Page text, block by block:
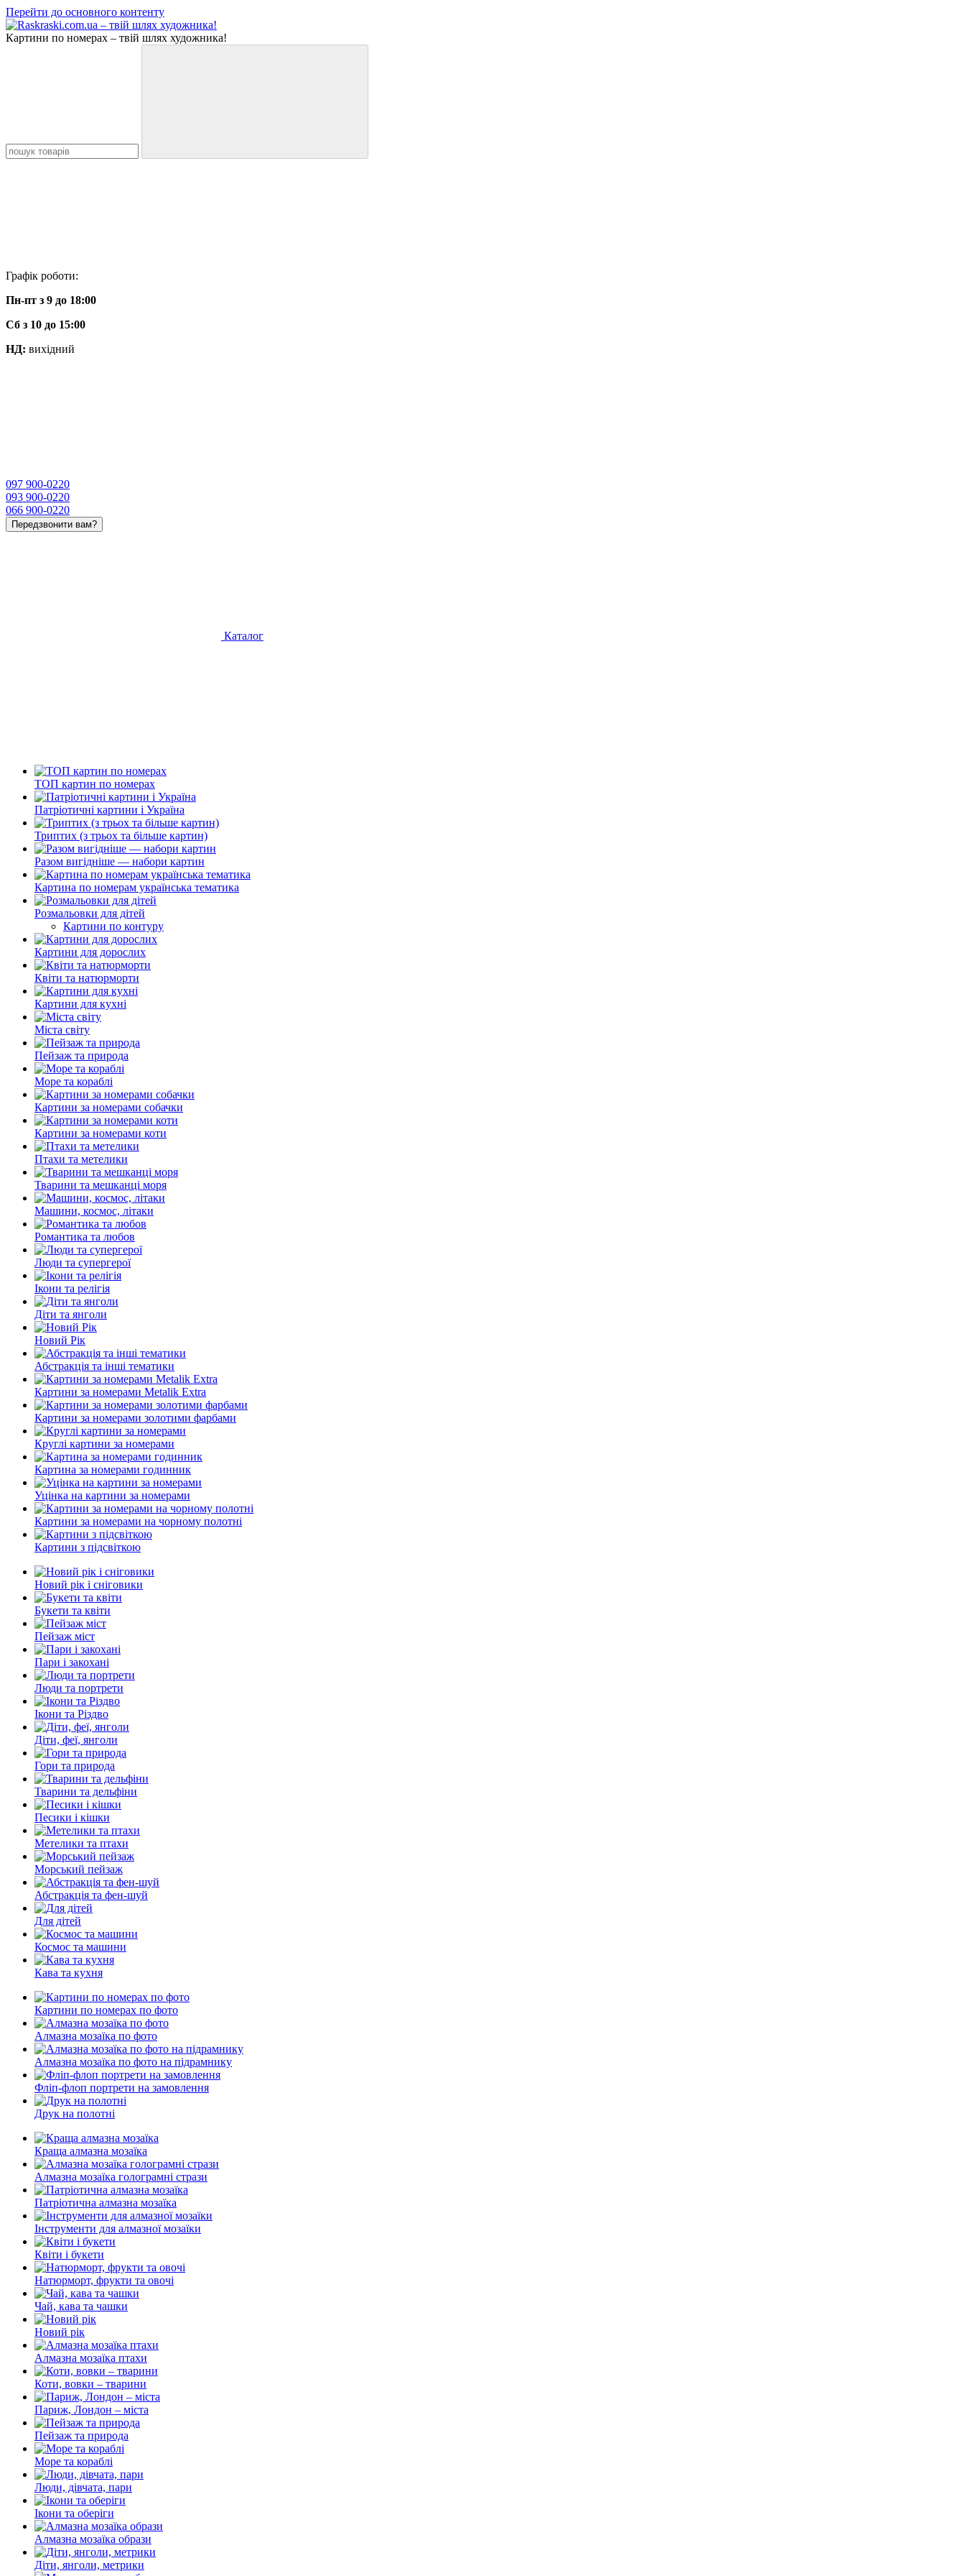
Перейти до основного контенту
Картини по номерах – твій шлях художника!
Графік роботи:
Пн-пт з 9 до 18:00
Сб з 10 до 15:00
НД: вихідний
097 900-0220
093 900-0220
066 900-0220
Передзвонити вам?
Каталог
ТОП картин по номерах
Патріотичні картини і Україна
Триптих (з трьох та більше картин)
Разом вигідніше — набори картин
Картина по номерам українська тематика
Розмальовки для дітей
Картини по контуру
Картини для дорослих
Квіти та натюрморти
Картини для кухні
Міста світу
Пейзаж та природа
Море та кораблі
Картини за номерами собачки
Картини за номерами коти
Птахи та метелики
Тварини та мешканці моря
Машини, космос, літаки
Романтика та любов
Люди та супергерої
Ікони та релігія
Діти та янголи
Новий Рік
Абстракція та інші тематики
Картини за номерами Metalik Extra
Картини за номерами золотими фарбами
Круглі картини за номерами
Картина за номерами годинник
Уцінка на картини за номерами
Картини за номерами на чорному полотні
Картини з підсвіткою
Новий рік і сніговики
Букети та квіти
Пейзаж міст
Пари і закохані
Люди та портрети
Ікони та Різдво
Діти, феї, янголи
Гори та природа
Тварини та дельфіни
Песики і кішки
Метелики та птахи
Морський пейзаж
Абстракція та фен-шуй
Для дітей
Космос та машини
Кава та кухня
Картини по номерах по фото
Алмазна мозаїка по фото
Алмазна мозаїка по фото на підрамнику
Фліп-флоп портрети на замовлення
Друк на полотні
Краща алмазна мозаїка
Алмазна мозаїка голограмні стрази
Патріотична алмазна мозаїка
Інструменти для алмазної мозаїки
Квіти і букети
Натюрморт, фрукти та овочі
Чай, кава та чашки
Новий рік
Алмазна мозаїка птахи
Коти, вовки – тварини
Париж, Лондон – міста
Пейзаж та природа
Море та кораблі
Люди, дівчата, пари
Ікони та оберіги
Алмазна мозаїка образи
Діти, янголи, метрики